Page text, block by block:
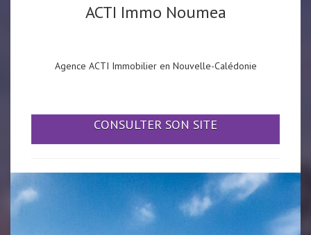
ACTI Immo Noumea
Agence ACTI Immobilier en Nouvelle-Calédonie
CONSULTER SON SITE